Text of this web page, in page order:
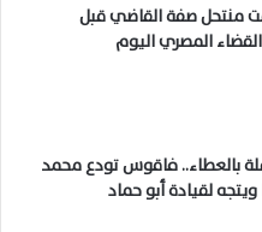
منتحل صفة القاضي قبل
المصري اليوم
بالعطاء.. فاقوس تودع محمد
ويتجه لقيادة أبو حماد